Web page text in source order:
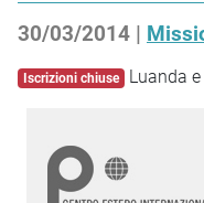
30/03/2014 |
Iscrizioni chiuse Luanda e